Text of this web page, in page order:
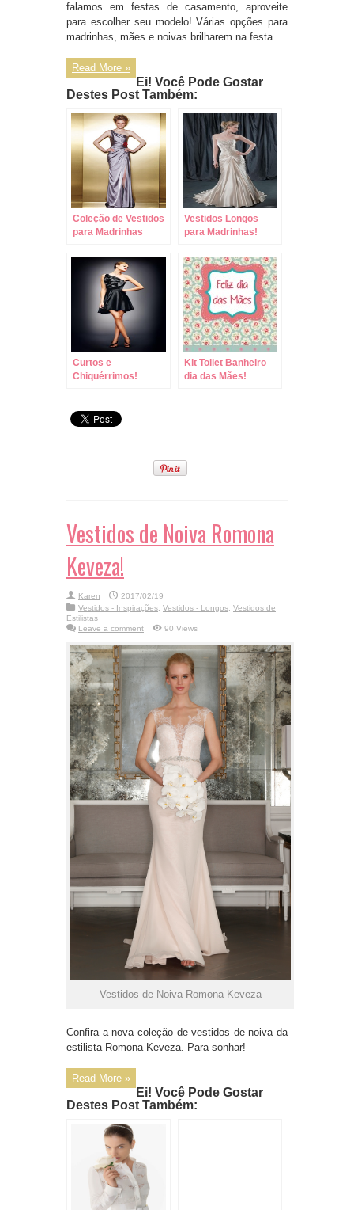
falamos em festas de casamento, aproveite
para escolher seu modelo! Várias opções para
madrinhas, mães e noivas brilharem na festa.
Read More »
Ei! Você Pode Gostar
Destes Post Também:
Coleção de Vestidos
para Madrinhas
Vestidos Longos
para Madrinhas!
Curtos e
Chiquérrimos!
Kit Toilet Banheiro
dia das Mães!
Vestidos de Noiva Romona
Keveza!
Karen
2017/02/19
Vestidos - Inspirações, Vestidos - Longos, Vestidos de
Estilistas
Leave a comment
90 Views
Vestidos de Noiva Romona Keveza
Confira a nova coleção de vestidos de noiva da
estilista Romona Keveza. Para sonhar!
Read More »
Ei! Você Pode Gostar
Destes Post Também: